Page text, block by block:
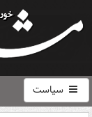
سیاست